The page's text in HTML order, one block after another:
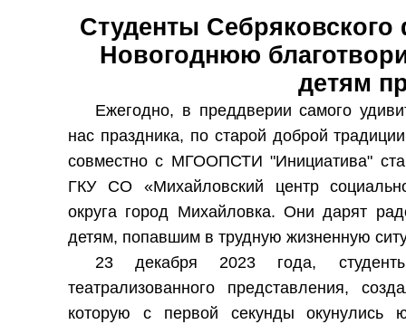
Студенты
Новогоднюю
детям
Ежегодно, в преддверии самого
нас праздника, по старой доброй
совместно с МГООПСТИ "Инициатива"
ГКУ СО «Михайловский центр
округа город Михайловка. Они дарят
детям, попавшим в трудную жизненную
23 декабря 2023 года,
театрализованного представления,
которую с первой секунды